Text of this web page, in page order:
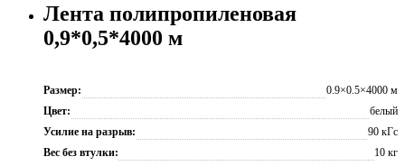
Лента полипропиленовая
0,9*0,5*4000 м
Размер:
0.9×0.5×4000 м
Цвет:
белый
Усилие на разрыв:
90 кГс
Вес без втулки:
10 кг